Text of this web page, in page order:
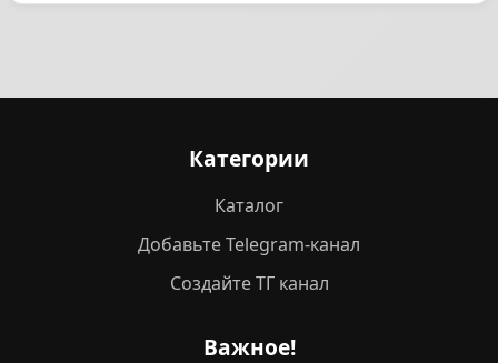
Категории
Каталог
Добавьте Telegram-канал
Создайте ТГ канал
Важное!